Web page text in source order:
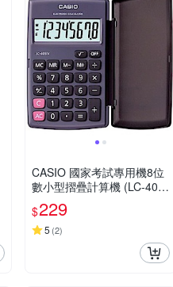
CASIO 國家考試專用機8位
數小型摺疊計算機 (LC-401L
V-BK)
$229
5 (2)